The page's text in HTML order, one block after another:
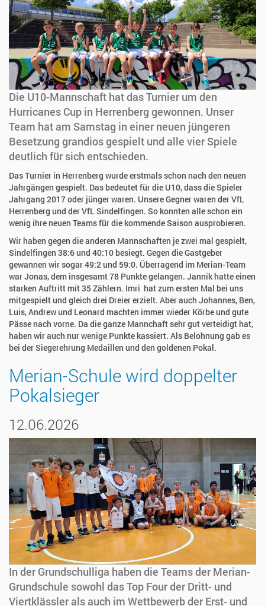
Die U10-Mannschaft hat das Turnier um den
Hurricanes Cup in Herrenberg gewonnen. Unser
Team hat am Samstag in einer neuen jüngeren
Besetzung grandios gespielt und alle vier Spiele
deutlich für sich entschieden.
Das Turnier in Herrenberg wurde erstmals schon nach den neuen
Jahrgängen gespielt. Das bedeutet für die U10, dass die Spieler
Jahrgang 2017 oder jünger waren. Unsere Gegner waren der VfL
Herrenberg und der VfL Sindelfingen. So konnten alle schon ein
wenig ihre neuen Teams für die kommende Saison ausprobieren.
Wir haben gegen die anderen Mannschaften je zwei mal gespielt,
Sindelfingen 38:6 und 40:10 besiegt. Gegen die Gastgeber
gewannen wir sogar 49:2 und 59:0. Überragend im Merian-Team
war Jonas, dem insgesamt 78 Punkte gelangen. Jannik hatte einen
starken Auftritt mit 35 Zählern. Imri hat zum ersten Mal bei uns
mitgespielt und gleich drei Dreier erzielt. Aber auch Johannes, Ben,
Luis, Andrew und Leonard machten immer wieder Körbe und gute
Pässe nach vorne. Da die ganze Mannchaft sehr gut verteidigt hat,
haben wir auch nur wenige Punkte kassiert. Als Belohnung gab es
bei der Siegerehrung Medaillen und den goldenen Pokal.
Merian-Schule wird doppelter
Pokalsieger
12.06.2026
In der Grundschulliga haben die Teams der Merian-
Grundschule sowohl das Top Four der Dritt- und
Viertklässler als auch im Wettbewerb der Erst- und